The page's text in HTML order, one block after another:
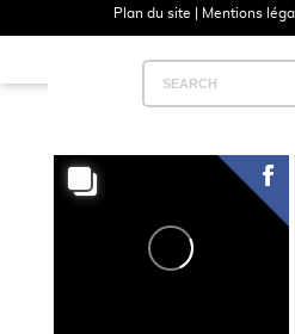
Plan du site Mentions